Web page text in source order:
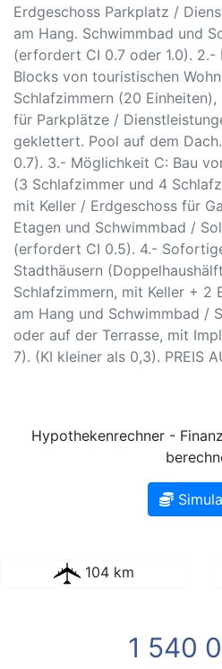
Erdgeschoss Parkplatz /
am Hang. Schwimmbad und
(erfordert CI 0.7 oder 1.0). 2.-
Blocks von touristischen
Schlafzimmern (20
für Parkplätze /
geklettert. Pool auf dem
0.7). 3.- Möglichkeit C: Bau
(3 Schlafzimmer und 4
mit Keller / Erdgeschoss für
Etagen und Schwimmbad /
(erfordert CI 0.5). 4.-
Stadthäusern
Schlafzimmern, mit Keller + 2
am Hang und Schwimmbad /
oder auf der Terrasse, mit
7). (KI kleiner als 0,3). PREIS
Hypothekenrechner -
104 km
1 540